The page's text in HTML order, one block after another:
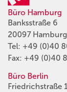
Büro Hamburg
Banksstraße 6
20097 Hamburg
Tel: +49 (0)40
Fax: +49 (0)40
Büro Berlin
Friedrichstraße